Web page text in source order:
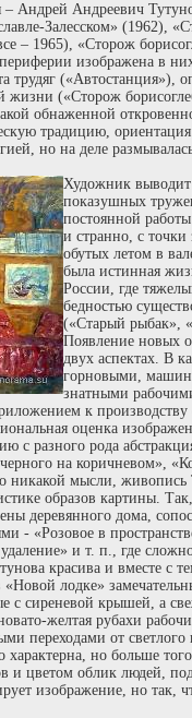
– Андрей Андреевич
Залесском» (1962),
– 1965), «Сторож
изображена в
трудяг («Автостанция»),
жизни («Сторож
обнаженной
традицию,
но на деле
Художник выводит
показушных
постоянной
и странно, с точки
обутых летом в
была истинная
России, где
бедностью
(«Старый рыбак»,
Появление новых
двух аспектах. В
горновыми,
знатными
к
оценка
с разного рода
на коричневом»,
никакой мысли, живопись
образов картины.
деревянного дома,
- «Розовое в
и т. п., где
красива и вместе с
лодке»
с сиреневой крышей, а
желтая рубахи
переходами от
характерна, но больше
и цветом облик людей,
изображение, но так,